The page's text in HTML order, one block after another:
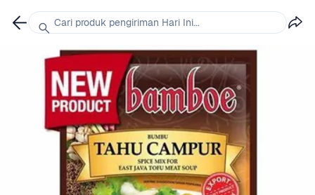
Cari produk pengiriman Hari Ini...